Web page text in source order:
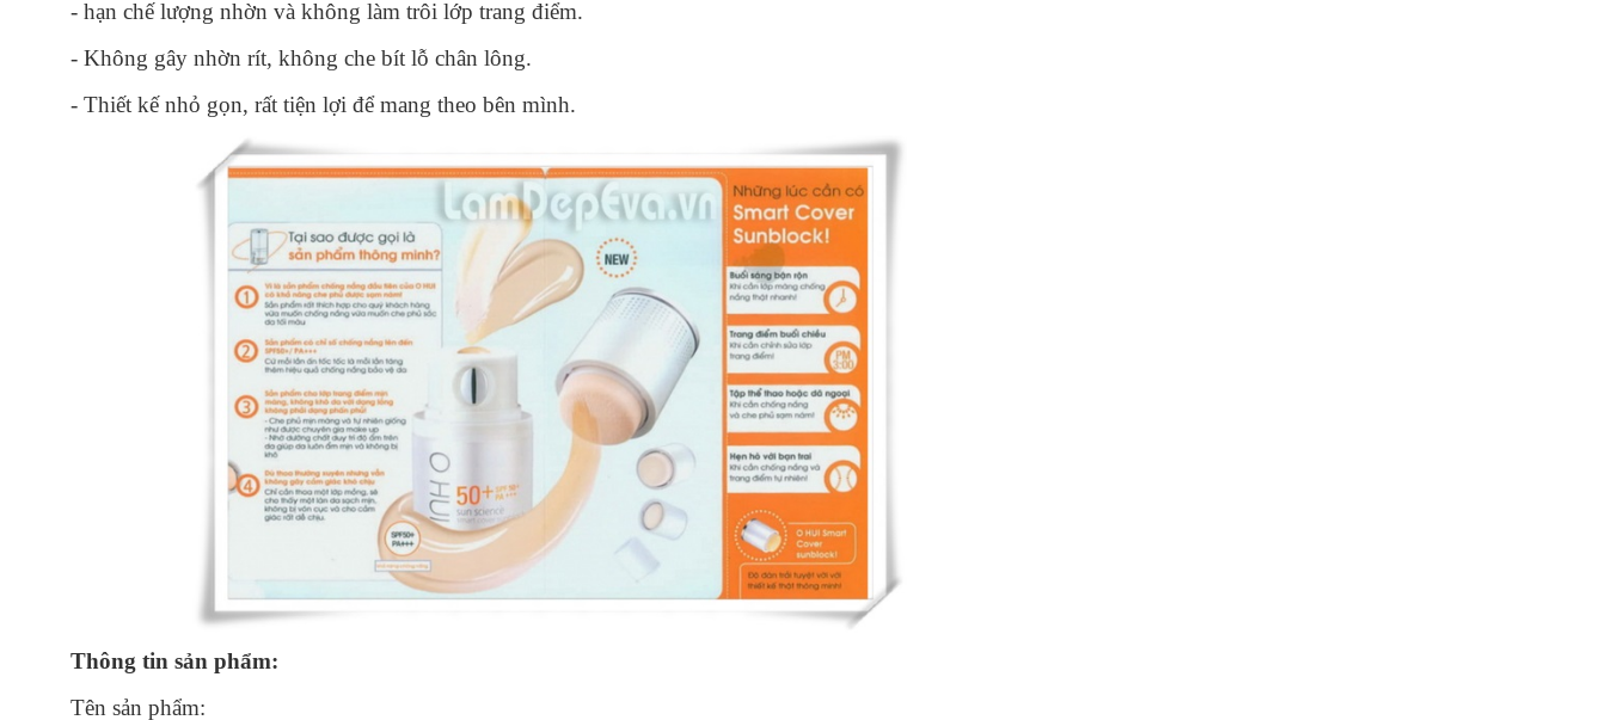
- hạn chế lượng nhờn và không làm trôi lớp trang điểm.
- Không gây nhờn rít, không che bít lỗ chân lông.
- Thiết kế nhỏ gọn, rất tiện lợi để mang theo bên mình.
Thông tin sản phẩm:
Tên sản phẩm: